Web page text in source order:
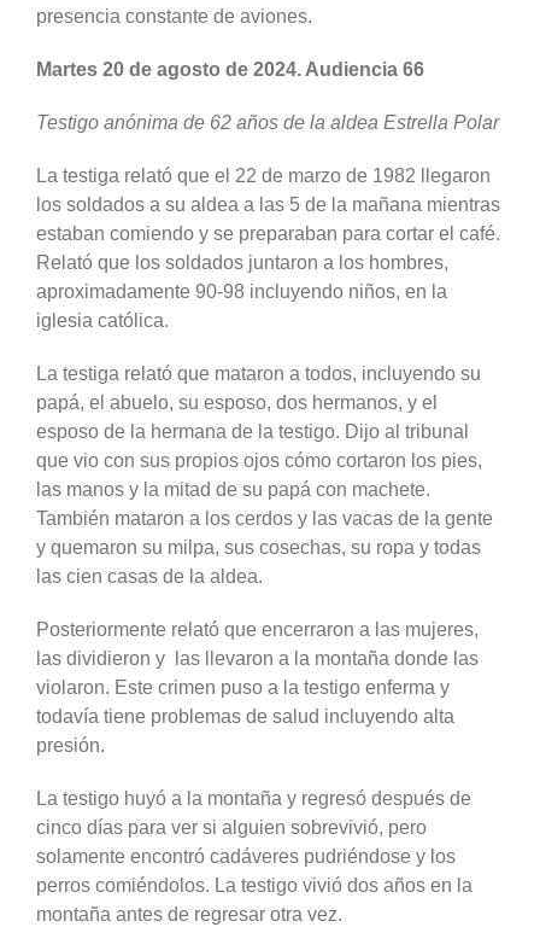
presencia constante de aviones.
Martes 20 de agosto de 2024. Audiencia 66
Testigo anónima de 62 años de la aldea Estrella Polar
La testiga relató que el 22 de marzo de 1982 llegaron
los soldados a su aldea a las 5 de la mañana mientras
estaban comiendo y se preparaban para cortar el café.
Relató que los soldados juntaron a los hombres,
aproximadamente 90-98 incluyendo niños, en la
iglesia católica.
La testiga relató que mataron a todos, incluyendo su
papá, el abuelo, su esposo, dos hermanos, y el
esposo de la hermana de la testigo. Dijo al tribunal
que vio con sus propios ojos cómo cortaron los pies,
las manos y la mitad de su papá con machete.
También mataron a los cerdos y las vacas de la gente
y quemaron su milpa, sus cosechas, su ropa y todas
las cien casas de la aldea.
Posteriormente relató que encerraron a las mujeres,
las dividieron y las llevaron a la montaña donde las
violaron. Este crimen puso a la testigo enferma y
todavía tiene problemas de salud incluyendo alta
presión.
La testigo huyó a la montaña y regresó después de
cinco días para ver si alguien sobrevivió, pero
solamente encontró cadáveres pudriéndose y los
perros comiéndolos. La testigo vivió dos años en la
montaña antes de regresar otra vez.